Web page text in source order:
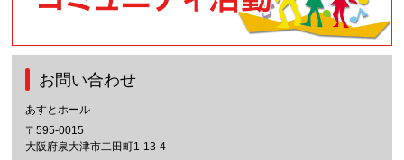
お問い合わせ
あすとホール
〒595-0015
大阪府泉大津市二田町1-13-4